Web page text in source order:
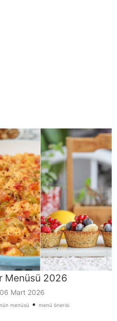
Menüsü 2026
06 Mart 2026
menüsü • menü önerisi